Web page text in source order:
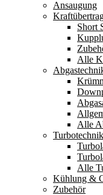
Ansaugung
Short
Alle
Alle
Turbotechnik
Alle
Kühlung &
Zubehör